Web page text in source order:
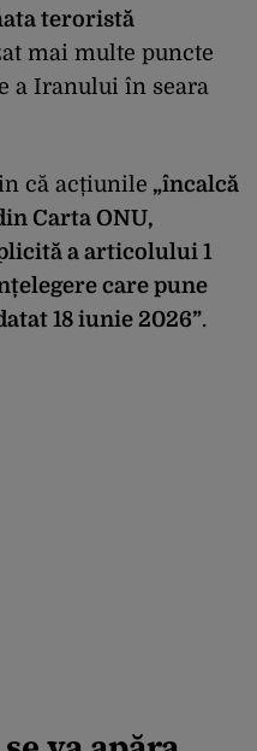
teroristă
mai multe puncte
a Iranului în seara
că acțiunile „încalcă
Carta ONU,
a articolului 1
care pune
18 iunie 2026”.